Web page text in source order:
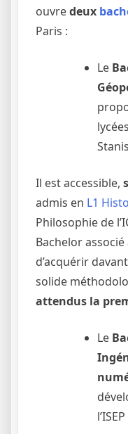
ouvredeux
Paris :
Le
Il est accessible,
admis en L1
Philosophie de
Bachelor
d’acquérir
solide
attendus la
Le
l’ISEP